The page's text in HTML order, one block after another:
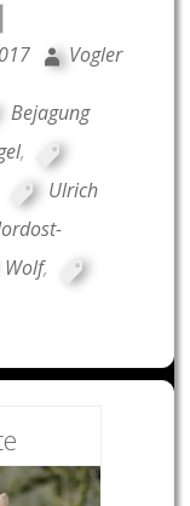
Vogler
Bejagung
,
Ulrich
Wolf,